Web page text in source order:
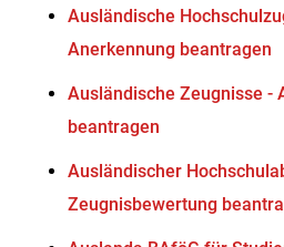
Ausländische
Anerkennung beantragen
Ausländische Zeugnisse -
beantragen
Ausländischer
Zeugnisbewertung